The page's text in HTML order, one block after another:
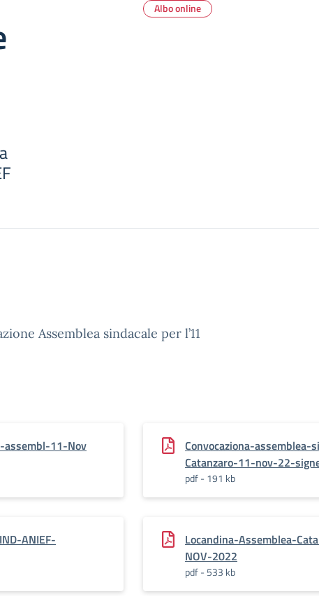
Albo online
Assemblea sindacale per l’11
11-Nov
Convocaziona-assemblea-
Catanzaro-11-nov-22-
pdf - 191 kb
ANIEF-
Locandina-Assemblea-
NOV-2022
pdf - 533 kb